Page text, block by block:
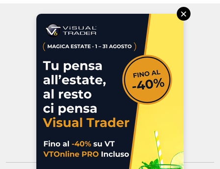
47923 Rimini
P.IVA 02 452 460 401
Chi siamo
Commenti e segnalazioni
Contattaci
×